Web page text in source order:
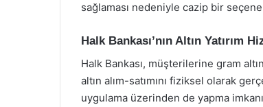
sağlaması nedeniyle cazip bir
Halk Bankası’nın Altın Yatırım
Halk Bankası, müşterilerine gram
altın alım-satımını fiziksel olarak
uygulama üzerinden de yapma